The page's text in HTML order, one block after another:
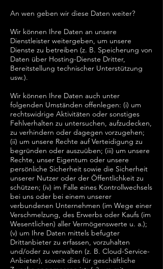
An wen geben wir diese Daten weiter?
Wir können Ihre Daten an unsere
Dienstleister weitergeben, um unsere
Dienste zu betreiben (z. B. Speicherung von
Daten über Hosting-Dienste Dritter,
Bereitstellung technischer Unterstützung
usw.).
Wir können Ihre Daten auch unter
folgenden Umständen offenlegen: (i) um
rechtswidrige Aktivitäten oder sonstiges
Fehlverhalten zu untersuchen, aufzudecken,
zu verhindern oder dagegen vorzugehen;
(ii) um unsere Rechte auf Verteidigung zu
begründen oder auszuüben; (iii) um unsere
Rechte, unser Eigentum oder unsere
persönliche Sicherheit sowie die Sicherheit
unserer Nutzer oder der Öffentlichkeit zu
schützen; (iv) im Falle eines Kontrollwechsels
bei uns oder bei einem unserer
verbundenen Unternehmen (im Wege einer
Verschmelzung, des Erwerbs oder Kaufs (im
Wesentlichen) aller Vermögenswerte u. a.);
(v) um Ihre Daten mittels befugter
Drittanbieter zu erfassen, vorzuhalten
und/oder zu verwalten (z. B. Cloud-Service-
Anbieter), soweit dies für geschäftliche